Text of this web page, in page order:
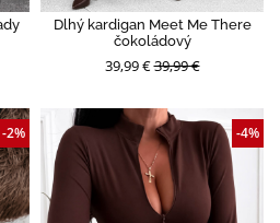
Dlhý kardigan Meet Me There
čokoládový
39,99 €39,99 €
-2% -4%